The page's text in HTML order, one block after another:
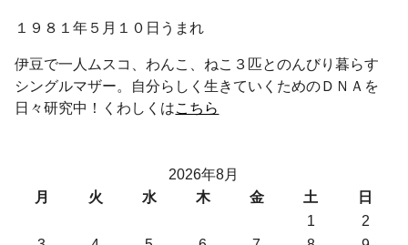
１９８１年５月１０日うまれ
伊豆で一人ムスコ、わんこ、ねこ３匹とのんびり暮らす
シングルマザー。自分らしく生きていくためのＤＮＡを
日々研究中！くわしくはこちら
2026年8月
月
火 水 木 金 土
日
1
2